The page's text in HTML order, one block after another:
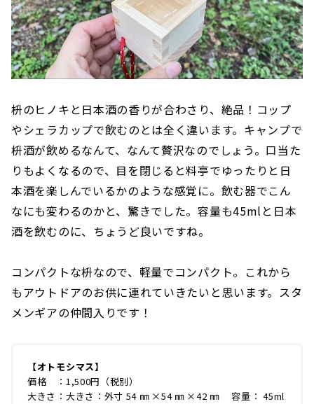
枡のヒノキと日本酒の香りが合わさり、絶品！コップ
やシェラカップで飲むのとは全く違います。キャンプで
枡酒が飲めるなんて、なんて贅沢なのでしょう。口当た
りもよくなるので、目を閉じると料亭でゆったりと日
本酒を楽しんでいるかのような感覚に。飲む器でこん
なにも変わるのかと、驚きでした。容量も45mlと日本
酒を飲むのに、ちょうど良いですね。
コンパクトな枡なので、軽量でコンパクト。これから
もアウトドアのお供に連れていきたいと思います。スタ
メンギアの仲間入りです！
【オトモシマス】
価格 ：1,500円（税別）
大きさ：大きさ：外寸 54 ㎜ ×54 ㎜ ×42 ㎜ 容量： 45ml